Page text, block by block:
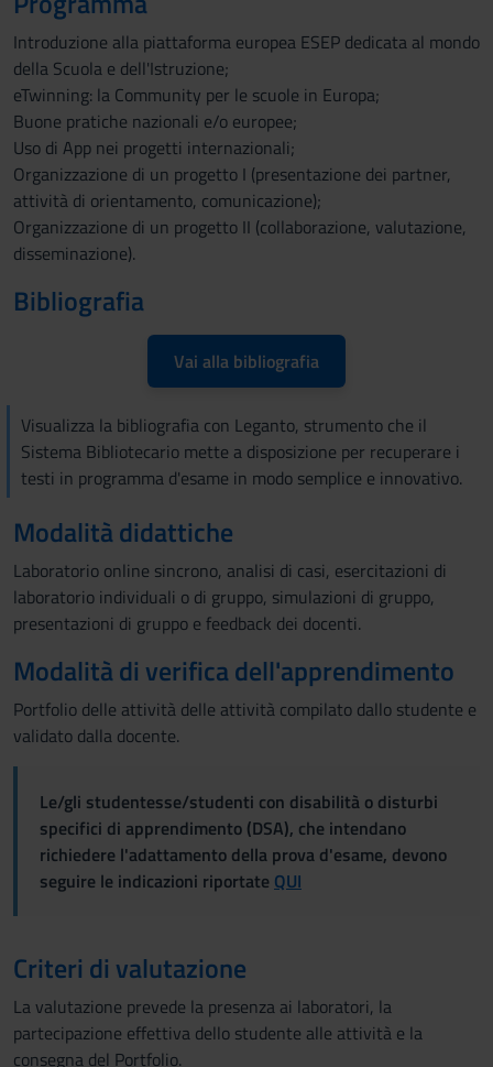
Introduzione alla piattaforma europea ESEP dedicata al mondo
della Scuola e dell'Istruzione;
eTwinning: la Community per le scuole in Europa;
Buone pratiche nazionali e/o europee;
Uso di App nei progetti internazionali;
Organizzazione di un progetto I (presentazione dei partner,
attività di orientamento, comunicazione);
Organizzazione di un progetto II (collaborazione, valutazione,
disseminazione).
Bibliografia
Vai alla bibliografia
Visualizza la bibliografia con Leganto, strumento che il
Sistema Bibliotecario mette a disposizione per recuperare i
testi in programma d'esame in modo semplice e innovativo.
Modalità didattiche
Laboratorio online sincrono, analisi di casi, esercitazioni di
laboratorio individuali o di gruppo, simulazioni di gruppo,
presentazioni di gruppo e feedback dei docenti.
Modalità di verifica dell'apprendimento
Portfolio delle attività delle attività compilato dallo studente e
validato dalla docente.
Le/gli studentesse/studenti con disabilità o disturbi
specifici di apprendimento (DSA), che intendano
richiedere l'adattamento della prova d'esame, devono
seguire le indicazioni riportate QUI
Criteri di valutazione
La valutazione prevede la presenza ai laboratori, la
partecipazione effettiva dello studente alle attività e la
consegna del Portfolio.